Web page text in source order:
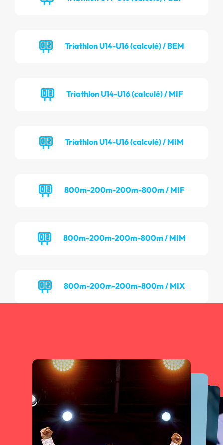
Triathlon U14-U16 (calculé) / BEM
Triathlon U14-U16 (calculé) / MIF
Triathlon U14-U16 (calculé) / MIM
800m-200m-200m-800m / MIF
800m-200m-200m-800m / MIM
800m-200m-200m-800m / MIX